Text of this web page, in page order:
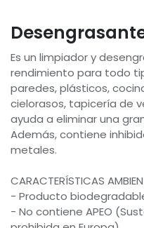
Es un limpiador y
rendimiento para todo
paredes, plásticos,
cielorasos, tapicería de
ayuda a eliminar una
Además, contiene
metales.
CARACTERÍSTICAS
- Producto
- No contiene APEO